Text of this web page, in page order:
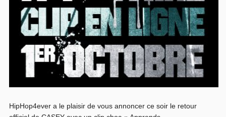
HipHop4ever a le plaisir de vous annoncer ce soir le retour